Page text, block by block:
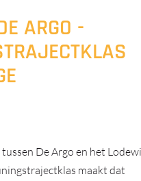
ARGO -
De Argo en het
maakt dat